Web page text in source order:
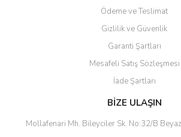
Ödeme ve Teslimat
Gizlilik ve Güvenlik
Garanti Şartları
Mesafeli Satış Sözleşmesi
İade Şartları
BİZE ULAŞIN
Mollafenari Mh. Bileyciler Sk. No:32/B